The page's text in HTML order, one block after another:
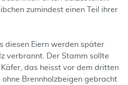
zumindest einen Teil ihrer
diesen Eiern werden später
verbrannt. Der Stamm sollte
das heisst vor dem dritten
ohne Brennholzbeigen gebracht